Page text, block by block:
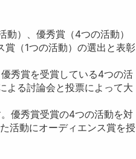
）、優秀賞（4つの活動）
（1つの活動）の選出と表彰
秀賞を受賞している4つの活
よる討論会と投票によって大
優秀賞受賞の4つの活動を対
活動にオーディエンス賞を授